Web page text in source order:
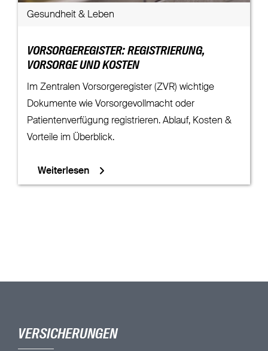
Gesundheit & Leben
VORSORGEREGISTER: REGISTRIERUNG,
VORSORGE UND KOSTEN
Im Zentralen Vorsorgeregister (ZVR) wichtige
Dokumente wie Vorsorgevollmacht oder
Patientenverfügung registrieren. Ablauf, Kosten &
Vorteile im Überblick.
Weiterlesen
VERSICHERUNGEN